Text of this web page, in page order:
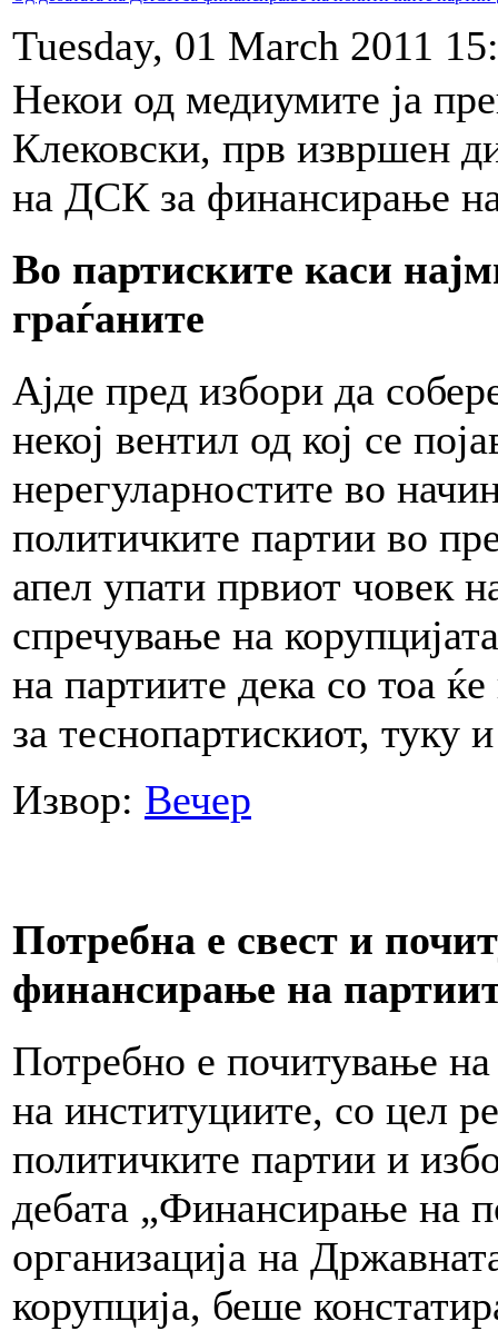
Tuesday, 01 March 2011
Некои од медиумите ја
Клековски, прв извршен
на ДСК за финансирање
Во партиските каси
граѓаните
Ајде пред избори да
некој вентил од кој се
нерегуларностите во
политичките партии во
апел упати првиот човек
спречување на
на партиите дека со тоа
за теснопартискиот, туку
Извор: Вечер
Потребна е свест и
финансирање на
Потребно е почитување на
на институциите, со цел
политичките партии и
дебата „Финансирање на
организација на
корупција, беше